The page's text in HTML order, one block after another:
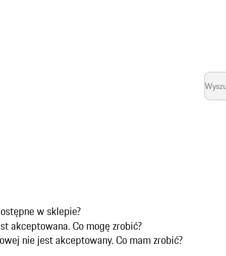
w sklepie?
akceptowana. Co mogę zrobić?
nie jest akceptowany. Co mam zrobić?